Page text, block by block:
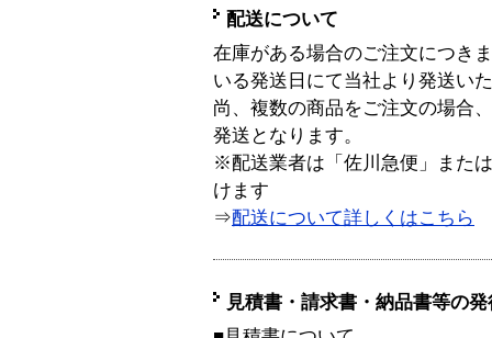
配送について
在庫がある場合のご注文につき
いる発送日にて当社より発送い
尚、複数の商品をご注文の場合
発送となります。
※配送業者は「佐川急便」また
けます
⇒配送について詳しくはこちら
見積書・請求書・納品書等の